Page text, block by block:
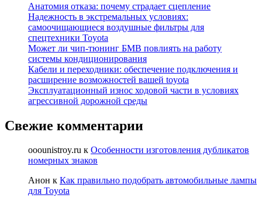
Анатомия отказа: почему страдает сцепление
Надежность в экстремальных условиях:
самоочищающиеся воздушные фильтры для
спецтехники Toyota
Может ли чип-тюнинг БМВ повлиять на работу
системы кондиционирования
Кабели и переходники: обеспечение подключения и
расширение возможностей вашей toyota
Эксплуатационный износ ходовой части в условиях
агрессивной дорожной среды
Свежие комментарии
ooounistroy.ru к Особенности изготовления дубликатов
номерных знаков
Анон к Как правильно подобрать автомобильные лампы
для Toyota